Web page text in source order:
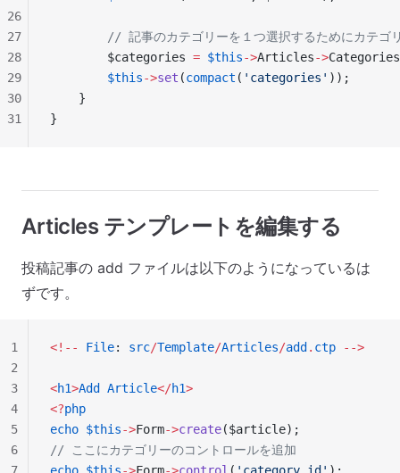
// 記事のカテゴリーを１つ選択するためにカテゴ
        $categories
= $this->Articles->Categories
        $this
->set (compact ( 'categories' ));
    }
}
26
27
28
29
30
31
Articles テンプレートを編集する
投稿記事の add ファイルは以下のようになっているは
ずです。
<!-- File: src/Template/Articles/add . ctp -->
<h1>Add Article</h1>
<?php
echo $this->Form->create($article);
// ここにカテゴリーのコントロールを追加
1
2
3
4
5
6